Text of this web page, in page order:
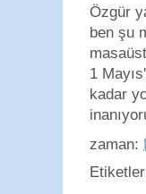
Özgür
ben şu
1
kadar
zaman: